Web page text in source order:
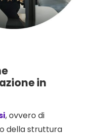
in
, ovvero di
della struttura